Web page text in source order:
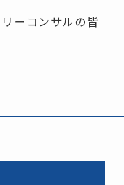
ーコンサルの​皆